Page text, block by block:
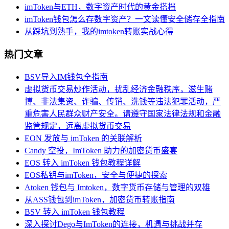
imToken与ETH，数字资产时代的黄金搭档
imToken钱包怎么存数字资产？一文读懂安全储存全指南
从踩坑到熟手，我的imtoken转账实战心得
热门文章
BSV导入IM钱包全指南
虚拟货币交易炒作活动，扰乱经济金融秩序，滋生赌
博、非法集资、诈骗、传销、洗钱等违法犯罪活动，严
重危害人民群众财产安全。请遵守国家法律法规和金融
监管规定，远离虚拟货币交易
EON 发放与 imToken 的关联解析
Candy 空投，ImToken 助力的加密货币盛宴
EOS 转入 imToken 钱包教程详解
EOS私钥与imToken，安全与便捷的探索
Atoken 钱包与 Imtoken，数字货币存储与管理的双雄
从ASS钱包到imToken，加密货币转账指南
BSV 转入 imToken 钱包教程
深入探讨Dego与ImToken的连接，机遇与挑战并存